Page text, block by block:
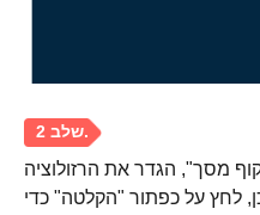
מסך", הגדר את הרזולוציה
לחץ על כפתור "הקלטה" כדי